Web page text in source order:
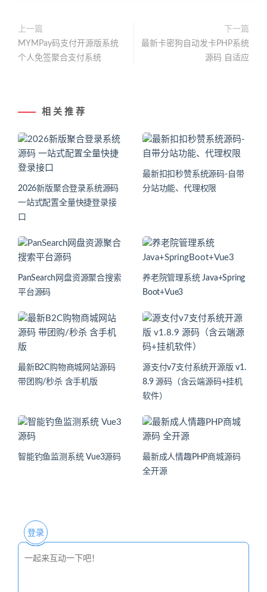
上一篇
MYMPay码支付开源版系统
个人免签聚合支付系统
下一篇
最新卡密狗自动发卡PHP系统
源码 自适应
相 关 推 荐
2026新版聚合登录系统源码
一站式配置全量快捷登录接
口
最新扣扣秒赞系统源码-自带
分站功能、代理权限
PanSearch网盘资源聚合搜索
平台源码
养老院管理系统 Java+Spring
Boot+Vue3
最新B2C购物商城网站源码
带团购/秒杀 含手机版
源支付v7支付系统开源版 v1.
8.9 源码（含云端源码+挂机
软件）
智能钓鱼监测系统 Vue3源码
最新成人情趣PHP商城源码
全开源
登录